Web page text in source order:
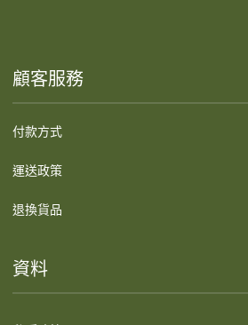
顧客服務
付款方式
運送政策
退換貨品
資料